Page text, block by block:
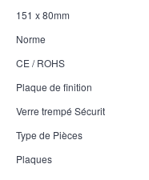
151 x 80mm
Norme
CE / ROHS
Plaque de finition
Verre trempé Sécurit
Type de Pièces
Plaques